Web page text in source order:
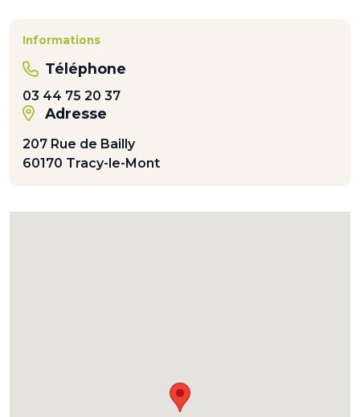
Informations
Téléphone
03 44 75 20 37
Adresse
207 Rue de Bailly
60170 Tracy-le-Mont